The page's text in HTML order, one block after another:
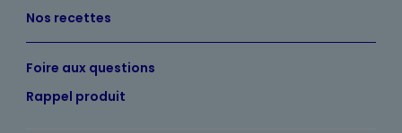
Nos recettes
Foire aux questions
Rappel produit